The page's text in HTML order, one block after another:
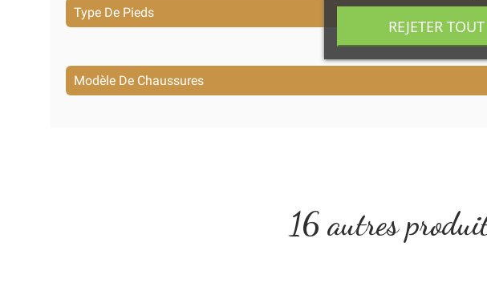
Type De Pieds
Modèle De Chaussures
16 autres
REJETER TOUT